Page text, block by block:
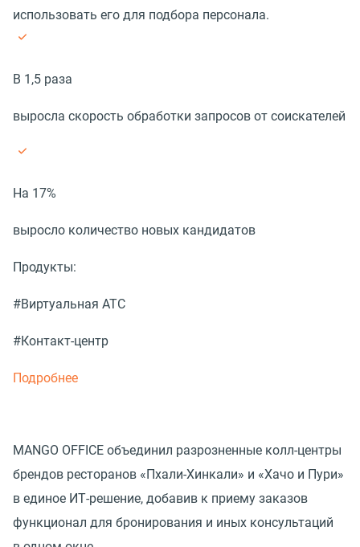
использовать его для подбора персонала.
В 1,5 раза
выросла скорость обработки запросов от соискателей
На 17%
выросло количество новых кандидатов
Продукты:
#Виртуальная АТС
#Контакт-центр
Подробнее
MANGO OFFICE объединил разрозненные колл-центры
брендов ресторанов «Пхали-Хинкали» и «Хачо и Пури»
в единое ИТ-решение, добавив к приему заказов
функционал для бронирования и иных консультаций